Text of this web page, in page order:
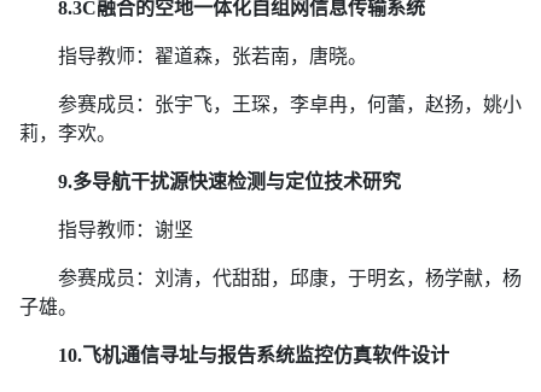
8.3C融合的空地一体化自组网信息传输系统
指导教师：翟道森，张若南，唐晓。
参赛成员：张宇飞，王琛，李卓冉，何蕾，赵扬，姚小
莉，李欢。
9.多导航干扰源快速检测与定位技术研究
指导教师：谢坚
参赛成员：刘清，代甜甜，邱康，于明玄，杨学献，杨
子雄。
10.飞机通信寻址与报告系统监控仿真软件设计